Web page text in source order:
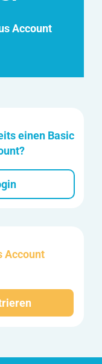
Account
einen Basic
Account